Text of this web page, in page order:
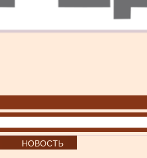
НОВОСТЬ